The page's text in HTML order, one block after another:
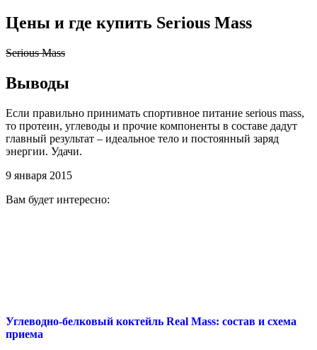
Цены и где купить Serious Mass
Serious Mass
Выводы
Если правильно принимать спортивное питание serious mass,
то протеин, углеводы и прочие компоненты в составе дадут
главный результат – идеальное тело и постоянный заряд
энергии. Удачи.
9 января 2015
Вам будет интересно:
Углеводно-белковый коктейль Real Mass: состав и схема
приема